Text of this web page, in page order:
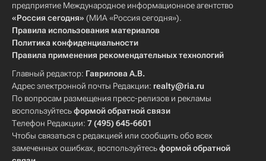
предприятие Международное информационное агентство
«Россия сегодня» (МИА «Россия сегодня»).
Правила использования материалов
Политика конфиденциальности
Правила применения рекомендательных технологий
Главный редактор: Гаврилова А.В.
Адрес электронной почты Редакции: realty@ria.ru
По вопросам размещения пресс-релизов и рекламы
воспользуйтесьформой обратной связи
Телефон Редакции: 7 (495) 645-6601
Чтобы связаться с редакцией или сообщить обо всех
замеченных ошибках, воспользуйтесьформой обратной